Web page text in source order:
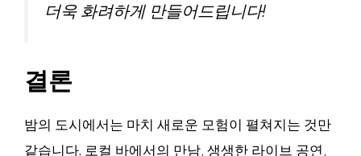
더욱 화려하게 만들어드립니다!
결론
밤의 도시에서는 마치 새로운 모험이 펼쳐지는 것만
같습니다. 로컬 바에서의 만남, 생생한 라이브 공연,